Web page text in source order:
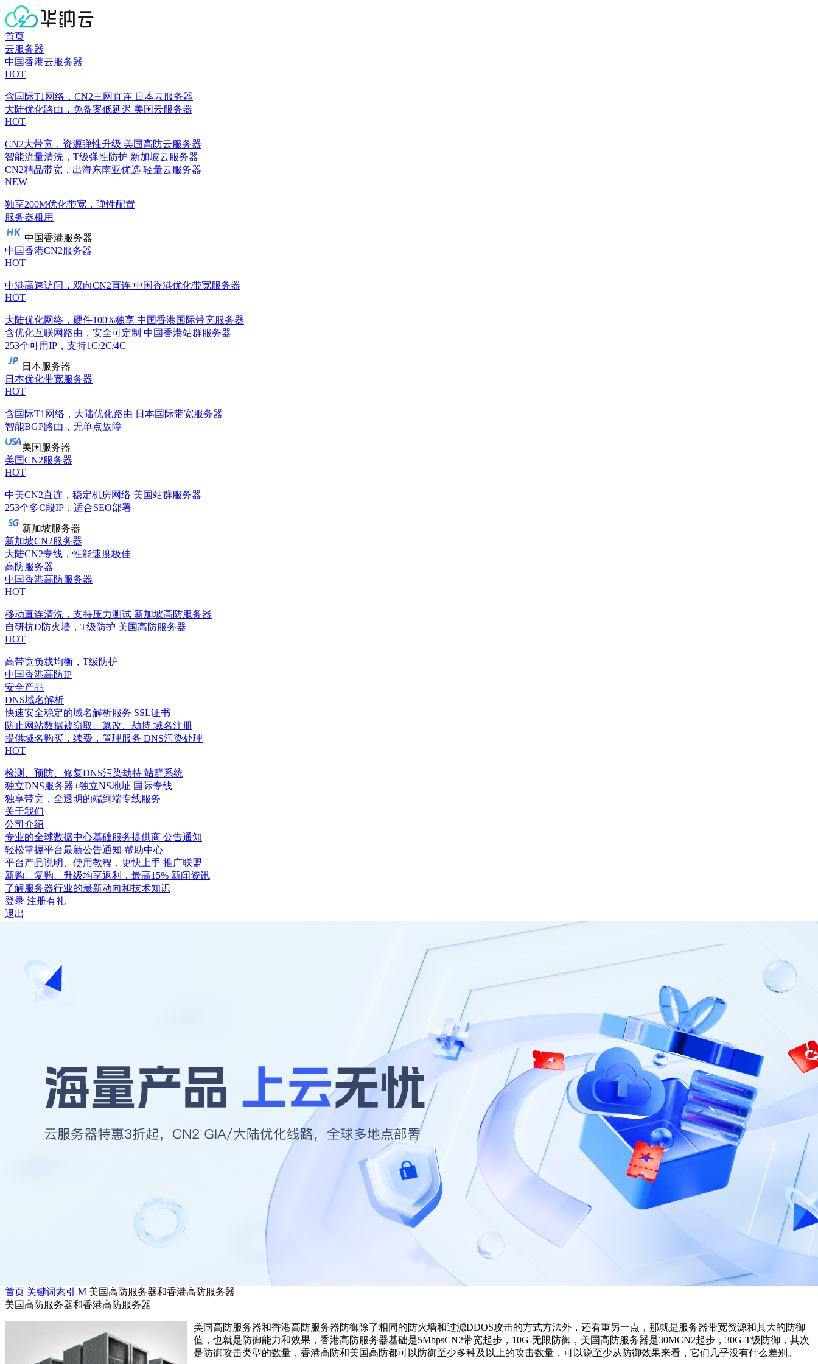
首页
云服务器
中国香港云服务器
HOT
含国际T1网络，CN2三网直连 日本云服务器
大陆优化路由，免备案低延迟 美国云服务器
HOT
CN2大带宽，资源弹性升级 美国高防云服务器
智能流量清洗，T级弹性防护 新加坡云服务器
CN2精品带宽，出海东南亚优选 轻量云服务器
NEW
独享200M优化带宽，弹性配置
服务器租用
中国香港服务器
中国香港CN2服务器
HOT
中港高速访问，双向CN2直连 中国香港优化带宽服务器
HOT
大陆优化网络，硬件100%独享 中国香港国际带宽服务器
含优化互联网路由，安全可定制 中国香港站群服务器
253个可用IP，支持1C/2C/4C
日本服务器
日本优化带宽服务器
HOT
含国际T1网络，大陆优化路由 日本国际带宽服务器
智能BGP路由，无单点故障
美国服务器
美国CN2服务器
HOT
中美CN2直连，稳定机房网络 美国站群服务器
253个多C段IP，适合SEO部署
新加坡服务器
新加坡CN2服务器
大陆CN2专线，性能速度极佳
高防服务器
中国香港高防服务器
HOT
移动直连清洗，支持压力测试 新加坡高防服务器
自研抗D防火墙，T级防护 美国高防服务器
HOT
高带宽负载均衡，T级防护
中国香港高防IP
安全产品
DNS域名解析
快速安全稳定的域名解析服务 SSL证书
防止网站数据被窃取、篡改、劫持 域名注册
提供域名购买，续费，管理服务 DNS污染处理
HOT
检测、预防、修复DNS污染劫持 站群系统
独立DNS服务器+独立NS地址 国际专线
独享带宽，全透明的端到端专线服务
关于我们
公司介绍
专业的全球数据中心基础服务提供商 公告通知
轻松掌握平台最新公告通知 帮助中心
平台产品说明、使用教程，更快上手 推广联盟
新购、复购、升级均享返利，最高15% 新闻资讯
了解服务器行业的最新动向和技术知识
登录 注册有礼
退出
首页 关键词索引 M 美国高防服务器和香港高防服务器
美国高防服务器和香港高防服务器
美国高防服务器和香港高防服务器防御除了相同的防火墙和过滤DDOS攻击的方式方法外，还看重另一点，那就是服务器带宽资源和其大的防御
值，也就是防御能力和效果，香港高防服务器基础是5MbpsCN2带宽起步，10G-无限防御，美国高防服务器是30MCN2起步，30G-T级防御，其次
是防御攻击类型的数量，香港高防和美国高防都可以防御至少多种及以上的攻击数量，可以说至少从防御效果来看，它们几乎没有什么差别。